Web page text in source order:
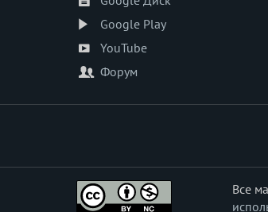
Google Play
YouTube
Форум
Все